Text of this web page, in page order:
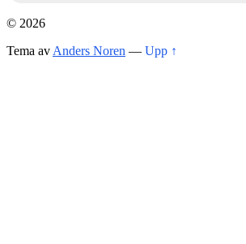
© 2026
Tema av Anders Noren — Upp ↑